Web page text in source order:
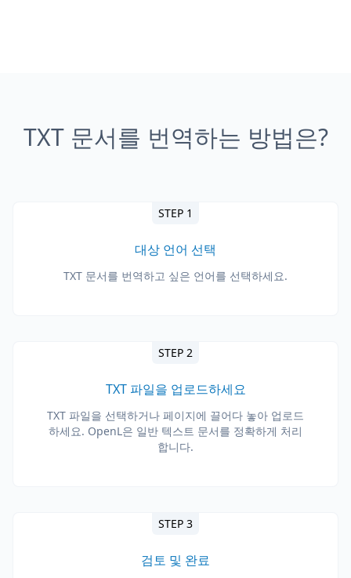
TXT 문서를 번역하는 방법은?
STEP 1
대상 언어 선택
TXT 문서를 번역하고 싶은 언어를 선택하세요.
STEP 2
TXT 파일을 업로드하세요
TXT 파일을 선택하거나 페이지에 끌어다 놓아 업로드
하세요. OpenL은 일반 텍스트 문서를 정확하게 처리
합니다.
STEP 3
검토 및 완료